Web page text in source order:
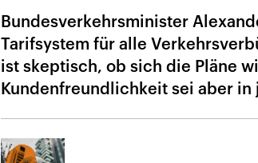
Bundesverkehrsminister
Tarifsystem für alle
ist skeptisch, ob sich die Pläne
Kundenfreundlichkeit sei aber in